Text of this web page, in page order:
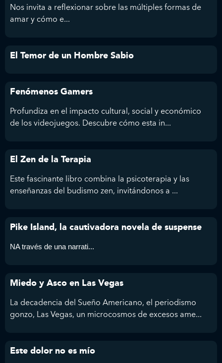
Nos invita a reflexionar sobre las múltiples formas de
amar y cómo e...
El Temor de un Hombre Sabio
Fenómenos Gamers
Profundiza en el impacto cultural, social y económico
de los videojuegos. Descubre cómo esta in...
El Zen de la Terapia
Este fascinante libro combina la psicoterapia y las
enseñanzas del budismo zen, invitándonos a ...
Pike Island, la cautivadora novela de suspense
NA través de una narrati...
Miedo y Asco en Las Vegas
La decadencia del Sueño Americano, el periodismo
gonzo, Las Vegas, un microcosmos de excesos ame...
Este dolor no es mío